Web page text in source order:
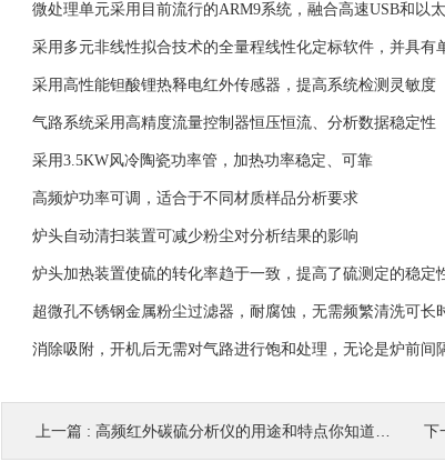
微处理单元采用目前流行的ARM9系统，融合高速USB和以
采用多元非线性拟合技术的全量程线性化定标软件，并具有
采用高性能钽酸锂热释电红外传感器，提高系统检测灵敏度
气路系统采用高精度流量控制器恒压恒流、分析数据稳定性
采用3.5KW风冷陶瓷功率管，加热功率稳定、可靠
高频炉功率可调，适合于不同材质样品分析要求
炉头自动清扫装置可减少粉尘对分析结果的影响
炉头加热装置使硫的转化率趋于一致，提高了硫测定的稳定
超微孔不锈钢金属粉尘过滤器，耐腐蚀，无需频繁清洗可长
消除吸附，开机后无需对气路进行饱和处理，无论是炉前间
上一篇 : 高频红外碳硫分析仪的用途和特点你知道吗？ 下